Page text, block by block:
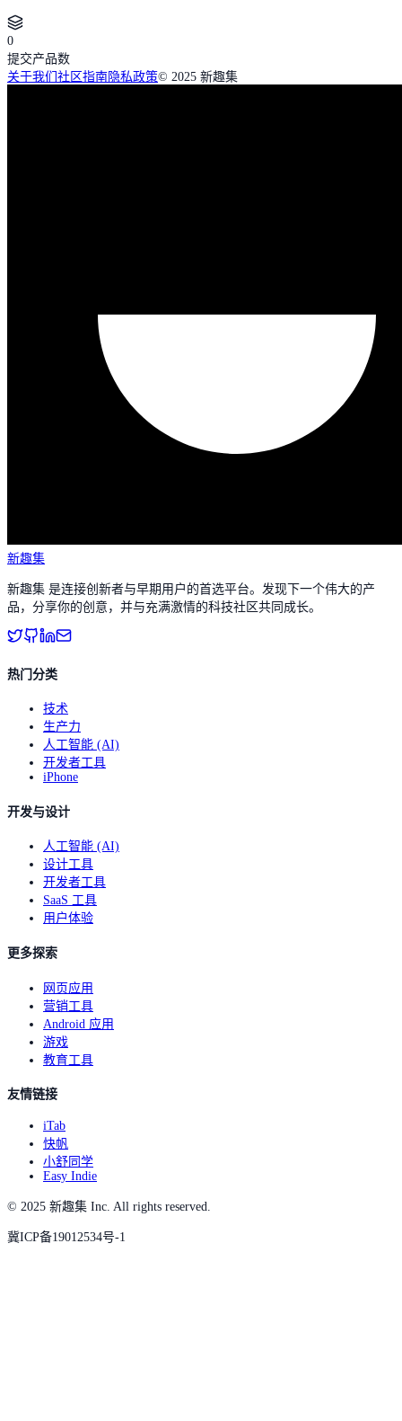
0
提交产品数
关于我们 社区指南隐私政策© 2025 新趣集
新趣集
新趣集 是连接创新者与早期用户的首选平台。发现下一个伟大的产
品，分享你的创意，并与充满激情的科技社区共同成长。
热门分类
技术
生产力
人工智能 (AI)
开发者工具
iPhone
开发与设计
人工智能 (AI)
设计工具
开发者工具
SaaS 工具
用户体验
更多探索
网页应用
营销工具
Android 应用
游戏
教育工具
友情链接
iTab
快帆
小舒同学
Easy Indie
© 2025 新趣集 Inc. All rights reserved.
冀ICP备19012534号-1